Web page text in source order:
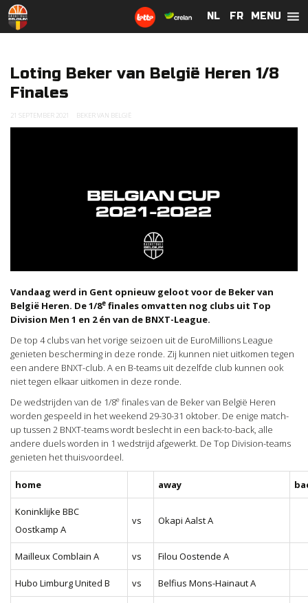
MENU
NL FR
Loting Beker van België Heren 1/8
Finales
21 SEPTEMBER 2021 BEKER VAN BELGIË
Vandaag werd in Gent opnieuw geloot voor de Beker van
België Heren. De 1/8e finales omvatten nog clubs uit Top
Division Men 1 en 2 én van de BNXT-League.
De top 4 clubs van het vorige seizoen uit de EuroMillions League
genieten bescherming in deze ronde. Zij kunnen niet uitkomen tegen
een andere BNXT-club. A en B-teams uit dezelfde club kunnen ook
niet tegen elkaar uitkomen in deze ronde.
De wedstrijden van de 1/8e finales van de Beker van België Heren
worden gespeeld in het weekend 29-30-31 oktober. De enige match-
up tussen 2 BNXT-teams wordt beslecht in een back-to-back, alle
andere duels worden in 1 wedstrijd afgewerkt. De Top Division-teams
genieten het thuisvoordeel.
home away
Koninklijke BBC
Oostkamp A
vs Okapi Aalst A
Mailleux Comblain A vs Filou Oostende A
Hubo Limburg United B vs Belfius Mons-Hainaut A
NL FR